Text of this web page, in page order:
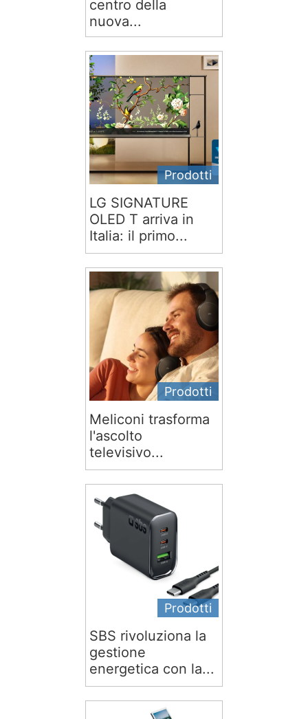
centro della
nuova...
Prodotti
LG SIGNATURE
OLED T arriva in
Italia: il primo...
Prodotti
Meliconi trasforma
l'ascolto
televisivo...
Prodotti
SBS rivoluziona la
gestione
energetica con la...